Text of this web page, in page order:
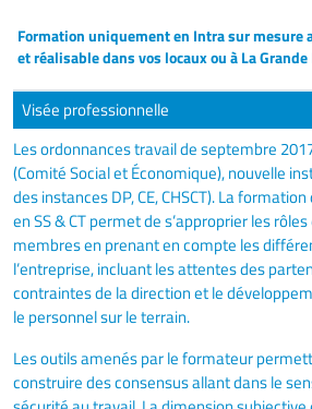
Formation uniquement en Intra sur mesure
et réalisable dans vos locaux ou à La
Visée professionnelle
Les ordonnances travail de septembre
(Comité Social et Économique), nouvelle
des instances DP, CE, CHSCT). La
en SS & CT permet de s’approprier les
membres en prenant en compte les
l’entreprise, incluant les attentes des
contraintes de la direction et le
le personnel sur le terrain.
Les outils amenés par le formateur
construire des consensus allant dans le